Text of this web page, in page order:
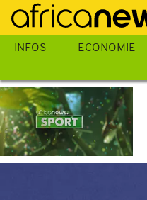
Passer
au
contenu
INFOS ECONOMIE